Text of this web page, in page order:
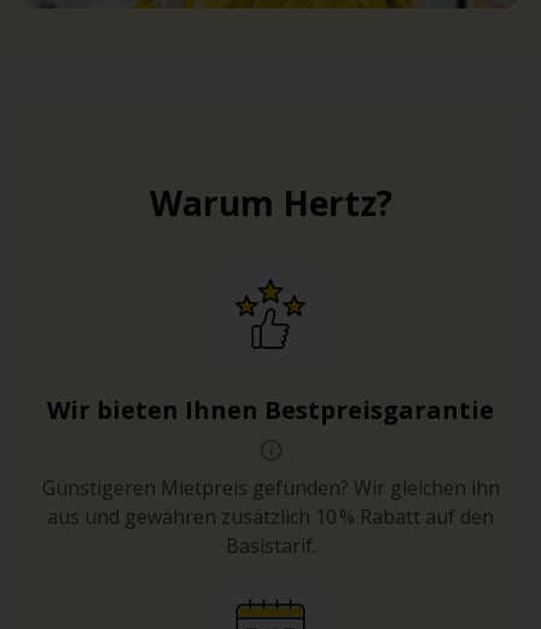
Warum Hertz?
Wir bieten Ihnen Bestpreisgarantie
Günstigeren Mietpreis gefunden? Wir gleichen ihn
aus und gewähren zusätzlich 10 % Rabatt auf den
Basistarif.